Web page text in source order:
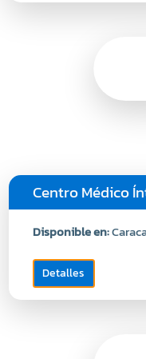
Centro Médico
Disponible en:
Detalles